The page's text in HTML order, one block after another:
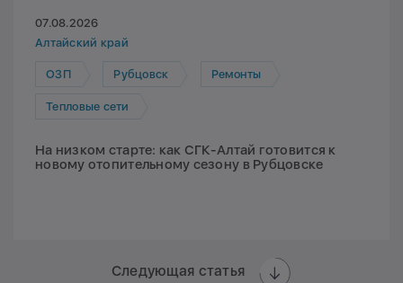
07.08.2026
Алтайский край
ОЗП Рубцовск Ремонты
Тепловые сети
На низком старте: как СГК-Алтай готовится к
новому отопительному сезону в Рубцовске
Следующая статья